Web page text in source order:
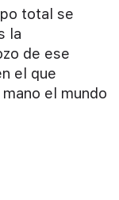
total se
la
de ese
el que
el mundo